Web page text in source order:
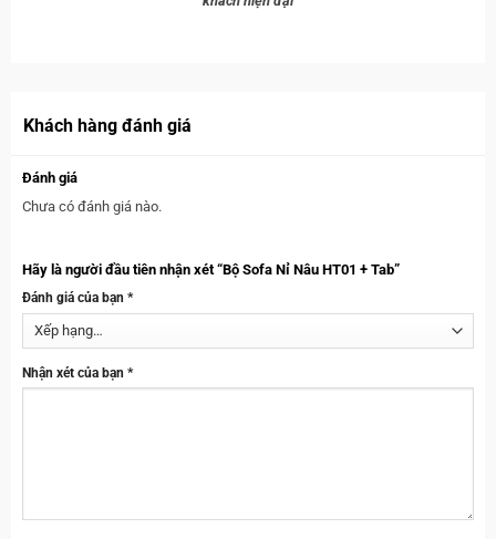
Khách hàng đánh giá
Đánh giá
Chưa có đánh giá nào.
Hãy là người đầu tiên nhận xét “Bộ Sofa Nỉ Nâu HT01 + Tab”
Đánh giá của bạn *
Nhận xét của bạn *